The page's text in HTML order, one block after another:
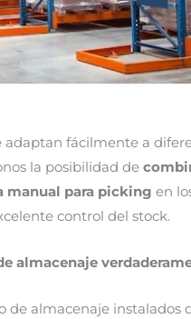
adaptan fácilmente a
la posibilidad de
manual para picking en
control del stock.
almacenaje
de almacenaje instalados